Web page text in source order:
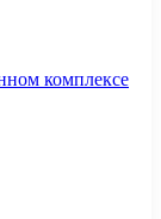
комплексе